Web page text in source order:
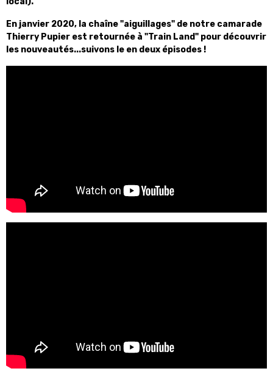
En janvier 2020, la chaîne "aiguillages" de notre camarade
Thierry Pupier est retournée à "Train Land" pour découvrir
les nouveautés...suivons le en deux épisodes !